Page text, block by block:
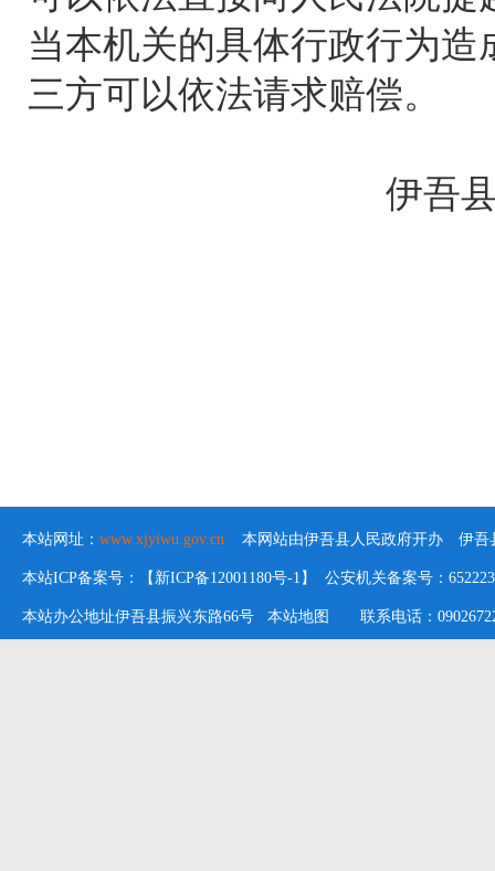
当本机关的具体行政行为
三方可以依法请求赔偿。
伊吾县公
本站网址： www.xjyiwu.gov.cn 本网站由伊吾县人民政府开办 伊吾
本站ICP备案号：【新ICP备12001180号-1】 公安机关备案号：
本站办公地址伊吾县振兴东路66号 本站地图 联系电话：